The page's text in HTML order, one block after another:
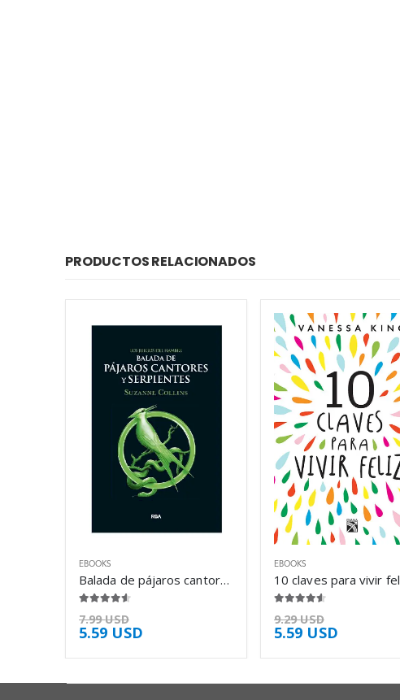
PRODUCTOS RELACIONADOS
EBOOKS
Balada de pájaros cantores y serpientes – Suzanne Collins
7.99USD
5.59 USD
EBOOKS
9.29USD
5.59 USD